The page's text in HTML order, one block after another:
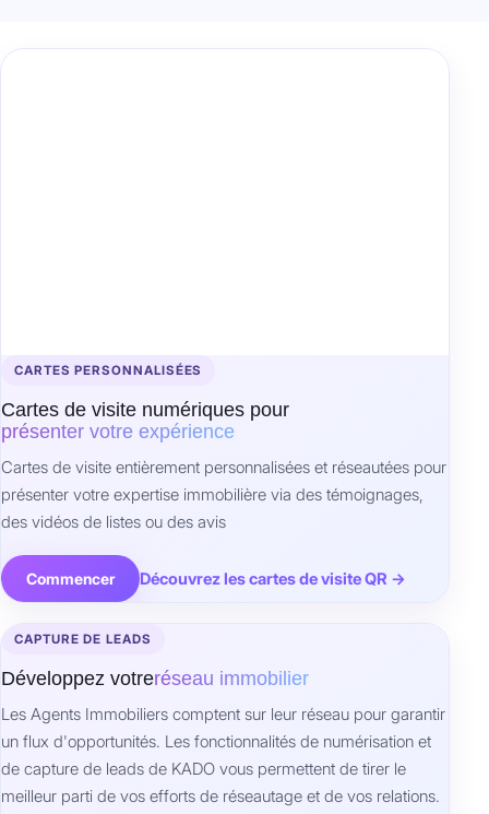
CARTES PERSONNALISÉES
Cartes de visite numériques pour
présenter votre expérience
Cartes de visite entièrement personnalisées et réseautées pour
présenter votre expertise immobilière via des témoignages,
des vidéos de listes ou des avis
Commencer Découvrez les cartes de visite QR →
CAPTURE DE LEADS
Développez votreréseau immobilier
Les Agents Immobiliers comptent sur leur réseau pour garantir
un flux d'opportunités. Les fonctionnalités de numérisation et
de capture de leads de KADO vous permettent de tirer le
meilleur parti de vos efforts de réseautage et de vos relations.